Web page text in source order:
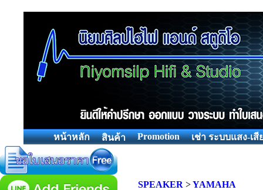
หน้าหลัก สินค้า Promotion เช่า ระบบแสง-เสี
SPEAKER >YAMAHA